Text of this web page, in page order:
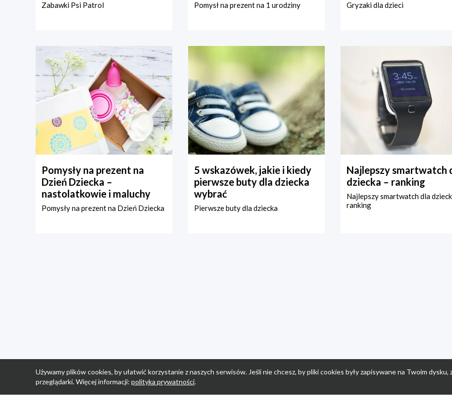
Zabawki Psi Patrol Pomysł na prezent na 1 urodziny Gryzaki dla dzieci
Pomysły na prezent na
Dzień Dziecka –
nastolatkowie i maluchy
Pomysły na prezent na Dzień Dziecka
5 wskazówek, jakie i kiedy
pierwsze buty dla dziecka
wybrać
Pierwsze buty dla dziecka
Najlepszy smartwatch
dziecka – ranking
Najlepszy smartwatch dla
ranking
Używamy plików cookies, by ułatwić korzystanie z naszych serwisów. Jeśli nie chcesz, by pliki cookies były zapisywane na Twoim
przeglądarki. Więcej informacji: polityka prywatności.